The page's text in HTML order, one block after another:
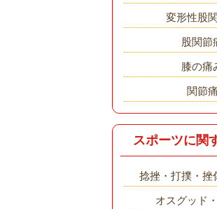
変形性股
股関節
膝の痛
関節痛
スポーツに関
捻挫・打撲・挫
オスグッド